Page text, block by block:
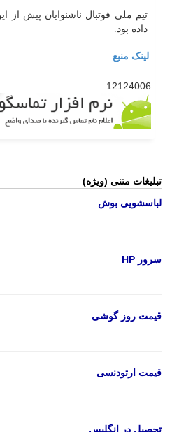
تیم ملی فوتبال ناشنوایان پیش
داده بود.
لینک منبع
12124006
تبلیغات متنی (ویژه)
لباسشویی بوش
سرور HP
قیمت روز گوشی
قیمت ارتودنسی
تحصیل در انگلیس